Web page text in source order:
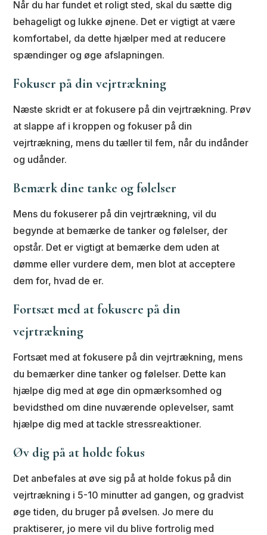
Når du har fundet et roligt sted, skal du sætte dig
behageligt og lukke øjnene. Det er vigtigt at være
komfortabel, da dette hjælper med at reducere
spændinger og øge afslapningen.
Fokuser på din vejrtrækning
Næste skridt er at fokusere på din vejrtrækning. Prøv
at slappe af i kroppen og fokuser på din
vejrtrækning, mens du tæller til fem, når du indånder
og udånder.
Bemærk dine tanke og følelser
Mens du fokuserer på din vejrtrækning, vil du
begynde at bemærke de tanker og følelser, der
opstår. Det er vigtigt at bemærke dem uden at
dømme eller vurdere dem, men blot at acceptere
dem for, hvad de er.
Fortsæt med at fokusere på din
vejrtrækning
Fortsæt med at fokusere på din vejrtrækning, mens
du bemærker dine tanker og følelser. Dette kan
hjælpe dig med at øge din opmærksomhed og
bevidsthed om dine nuværende oplevelser, samt
hjælpe dig med at tackle stressreaktioner.
Øv dig på at holde fokus
Det anbefales at øve sig på at holde fokus på din
vejrtrækning i 5-10 minutter ad gangen, og gradvist
øge tiden, du bruger på øvelsen. Jo mere du
praktiserer, jo mere vil du blive fortrolig med